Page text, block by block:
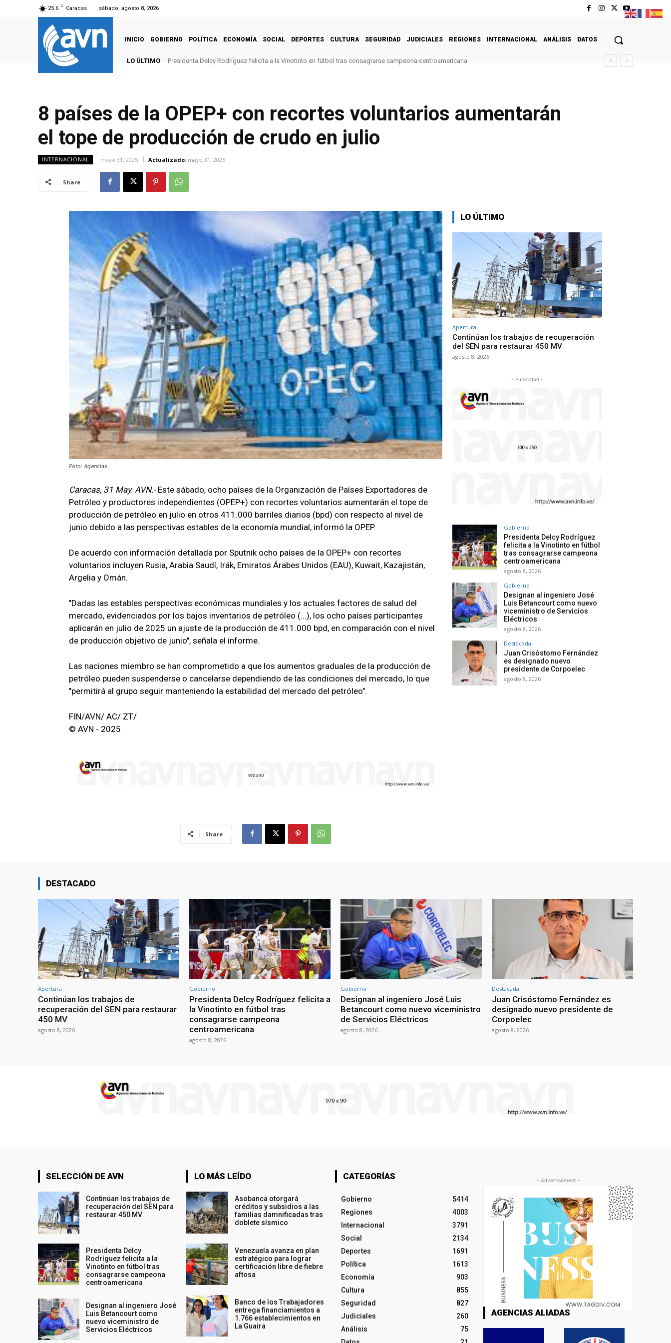
25.6 C Caracas sábado, agosto 8, 2026
INICIO GOBIERNO POLÍTICA ECONOMÍA SOCIAL DEPORTES CULTURA SEGURIDAD JUDICIALES REGIONES INTERNACIONAL ANÁLISIS DATOS
LO ÚLTIMO Presidenta Delcy Rodríguez felicita a la Vinotinto en fútbol tras consagrarse campeona centroamericana
8 países de la OPEP+ con recortes voluntarios aumentarán
el tope de producción de crudo en julio
INTERNACIONAL mayo 31, 2025 Actualizado: mayo 31, 2025
Share
Foto: Agencias.
Caracas, 31 May. AVN.- Este sábado, ocho países de la Organización de Países Exportadores de
Petróleo y productores independientes (OPEP+) con recortes voluntarios aumentarán el tope de
producción de petróleo en julio en otros 411.000 barriles diarios (bpd) con respecto al nivel de
junio debido a las perspectivas estables de la economía mundial, informó la OPEP.
De acuerdo con información detallada por Sputnik ocho países de la OPEP+ con recortes
voluntarios incluyen Rusia, Arabia Saudí, Irák, Emiratos Árabes Unidos (EAU), Kuwait, Kazajistán,
Argelia y Omán.
"Dadas las estables perspectivas económicas mundiales y los actuales factores de salud del
mercado, evidenciados por los bajos inventarios de petróleo (...), los ocho países participantes
aplicarán en julio de 2025 un ajuste de la producción de 411.000 bpd, en comparación con el nivel
de producción objetivo de junio", señala el informe.
Las naciones miembro se han comprometido a que los aumentos graduales de la producción de
petróleo pueden suspenderse o cancelarse dependiendo de las condiciones del mercado, lo que
"permitirá al grupo seguir manteniendo la estabilidad del mercado del petróleo".
FIN/AVN/ AC/ ZT/
© AVN - 2025
Share
LO ÚLTIMO
Apertura
Continúan los trabajos de recuperación
del SEN para restaurar 450 MV
agosto 8, 2026
- Publicidad -
Gobierno
Presidenta Delcy Rodríguez
felicita a la Vinotinto en fútbol
tras consagrarse campeona
centroamericana
agosto 8, 2026
Gobierno
Designan al ingeniero José
Luis Betancourt como nuevo
viceministro de Servicios
Eléctricos
agosto 8, 2026
Destacada
Juan Crisóstomo Fernández
es designado nuevo
presidente de Corpoelec
agosto 8, 2026
DESTACADO
Apertura
Continúan los trabajos de
recuperación del SEN para restaurar
450 MV
agosto 8, 2026
Gobierno
Presidenta Delcy Rodríguez felicita a
la Vinotinto en fútbol tras
consagrarse campeona
centroamericana
agosto 8, 2026
Gobierno
Designan al ingeniero José Luis
Betancourt como nuevo viceministro
de Servicios Eléctricos
agosto 8, 2026
Destacada
Juan Crisóstomo Fernández es
designado nuevo presidente de
Corpoelec
agosto 8, 2026
SELECCIÓN DE AVN
Continúan los trabajos de
recuperación del SEN para
restaurar 450 MV
Presidenta Delcy
Rodríguez felicita a la
Vinotinto en fútbol tras
consagrarse campeona
centroamericana
Designan al ingeniero José
Luis Betancourt como
nuevo viceministro de
Servicios Eléctricos
LO MÁS LEÍDO
Asobanca otorgará
créditos y subsidios a las
familias damnificadas tras
doblete sísmico
Venezuela avanza en plan
estratégico para lograr
certificación libre de fiebre
aftosa
Banco de los Trabajadores
entrega financiamientos a
1.766 establecimientos en
La Guaira
CATEGORÍAS
Gobierno
5414
Regiones
4003
Internacional
3791
Social
2134
Deportes
1691
Política
1613
Economía
903
Cultura
855
Seguridad
827
Judiciales
260
Análisis
75
- Advertisement -
AGENCIAS ALIADAS